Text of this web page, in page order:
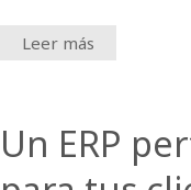
Leer más
Un ERP